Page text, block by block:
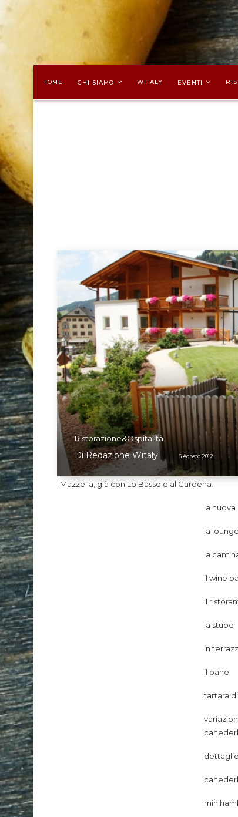
HOME CHI SIAMO WITALY EVENTI
Ristorazione&Ospitalità
DiRedazione Witaly 6 Agosto 2012
Mazzella, già con Lo Basso e al Gardena.
la
la lounge
la
il wine
il
la stube
in
il pane
tartara
dettaglio